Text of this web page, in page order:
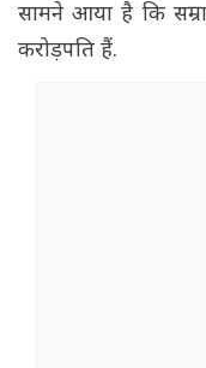
सामने आया है कि
करोड़पति हैं.